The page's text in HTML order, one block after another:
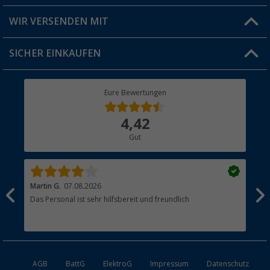
Jobs & Karriere
Versandinformationen
Rücksendung
WIR VERSENDEN MIT
SICHER EINKAUFEN
Eure Bewertungen
4,42
Gut
Martin G. 07.08.2026
Das Personal ist sehr hilfsbereit und freundlich
AGB BattG ElektroG Impressum Datenschutz